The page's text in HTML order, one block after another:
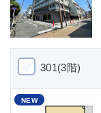
301(3階)
NEW